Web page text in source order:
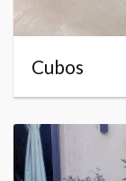
Cubos